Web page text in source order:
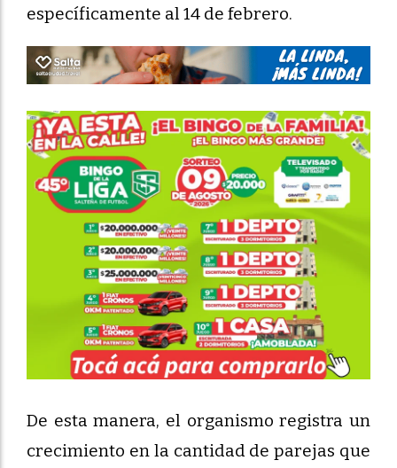
específicamente al 14 de febrero.
De esta manera, el organismo registra un
crecimiento en la cantidad de parejas que